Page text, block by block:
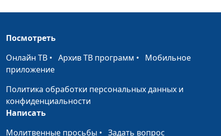
Посмотреть
Онлайн ТВ • Архив ТВ программ • Мобильное
приложение
Политика обработки персональных данных и
конфиденциальности
Написать
Молитвенные просьбы • Задать вопрос